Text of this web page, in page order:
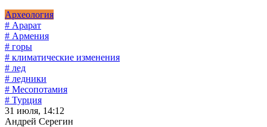
Археология
# Арарат
# Армения
# горы
# климатические изменения
# лед
# ледники
# Месопотамия
# Турция
31 июля, 14:12
Андрей Серегин